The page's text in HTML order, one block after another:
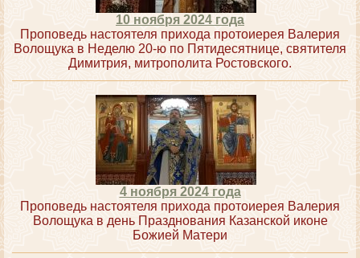
10 ноября 2024 года
Проповедь настоятеля прихода протоиерея Валерия
Волощука в Неделю 20-ю по Пятидесятнице, святителя
Димитрия, митрополита Ростовского.
4 ноября 2024 года
Проповедь настоятеля прихода протоиерея Валерия
Волощука в день Празднования Казанской иконе
Божией Матери